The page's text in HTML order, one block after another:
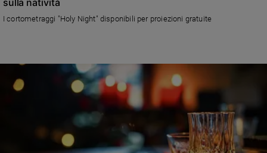
sulla natività
I cortometraggi "Holy Night" disponibili per proiezioni gratuite